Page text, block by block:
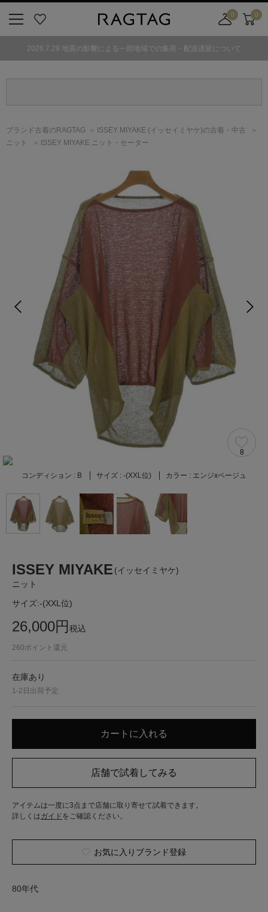
気
0
舗
カ
ト
0
2026.7.29 地震の影響による一部地域での集荷・配送遅延について
ブランド古着のRAGTAG ISSEY MIYAKE (イッセイミヤケ)の古着・中古
ニット
ISSEY MIYAKE ニット・セーター
8
コンディション : B サイズ : -(XXL位) カラー : エンジxベージュ
ISSEY MIYAKE (イッセイミヤケ)
ニット
サイズ:-(XXL位)
26,000円税込
260ポイント還元
在庫あり
1-2日出荷予定
アイテムは一度に3点まで店舗に取り寄せて試着できます。
詳しくはガイド をご確認ください。
お気に入りブランド登録
80年代